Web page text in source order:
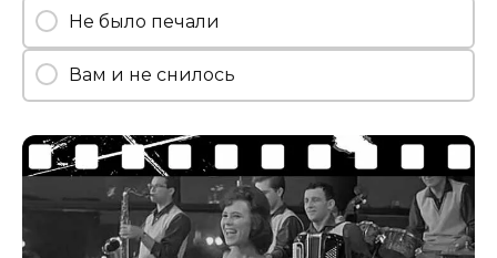
Не было печали
Вам и не снилось